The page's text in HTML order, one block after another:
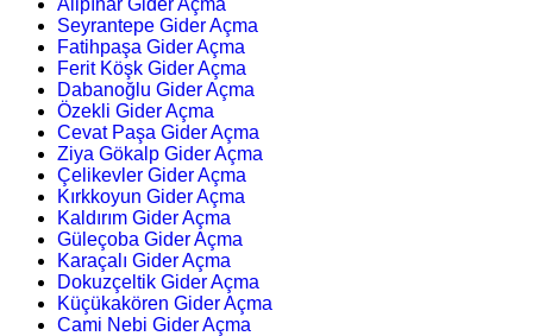
Alipınar Gider Açma
Seyrantepe Gider Açma
Fatihpaşa Gider Açma
Ferit Köşk Gider Açma
Dabanoğlu Gider Açma
Özekli Gider Açma
Cevat Paşa Gider Açma
Ziya Gökalp Gider Açma
Çelikevler Gider Açma
Kırkkoyun Gider Açma
Kaldırım Gider Açma
Güleçoba Gider Açma
Karaçalı Gider Açma
Dokuzçeltik Gider Açma
Küçükakören Gider Açma
Cami Nebi Gider Açma